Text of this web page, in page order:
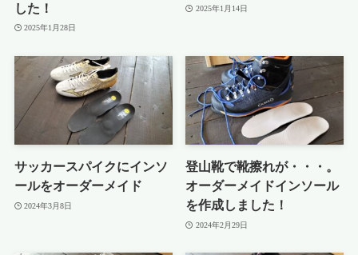
した！
2025年1月28日
2025年1月14日
サッカースパイクにインソ
ールをオーダーメイド
2024年3月8日
登山靴で靴擦れが・・・。
オーダーメイドインソール
を作成しました！
2024年2月29日